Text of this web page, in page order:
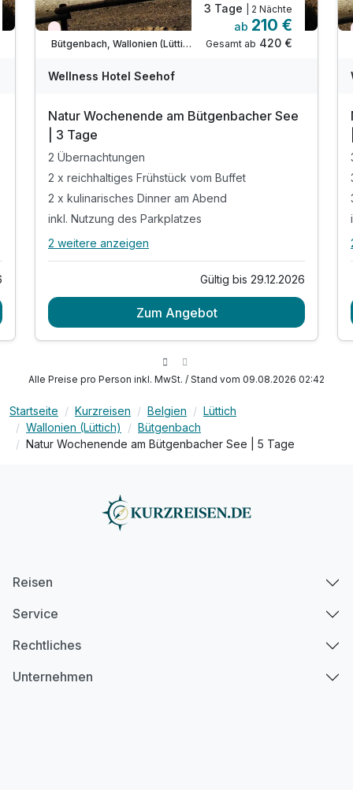
Nur noch Restplätze
Bütgenbach, Wallonien (Lüttich)
3 Tage | 2 Nächte
ab 210 €
Gesamt ab 420 €
Wellness Hotel Seehof
Natur Wochenende am Bütgenbacher See
| 3 Tage
2 Übernachtungen
2 x reichhaltiges Frühstück vom Buffet
2 x kulinarisches Dinner am Abend
inkl. Nutzung des Parkplatzes
Alle Inklusivleistungen
2 x reichhaltiges Frühstück vom Buffet
inkl. WLAN Nutzung
2 weitere anzeigen
Gültig bis 29.12.2026
Zum Angebot
Alle Preise pro Person inkl. MwSt. / Stand vom 09.08.2026 02:42
Startseite Kurzreisen Belgien
Lüttich
Wallonien (Lüttich)
Bütgenbach
Natur Wochenende am Bütgenbacher See | 5 Tage
Reisen
Service
Rechtliches
Unternehmen